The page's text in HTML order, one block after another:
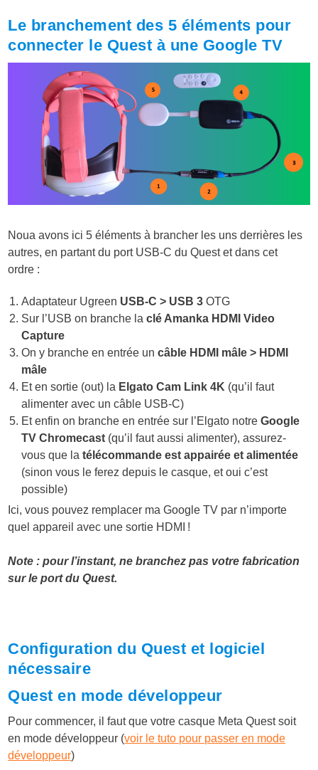
Le branchement des 5 éléments pour
connecter le Quest à une Google TV
Noua avons ici 5 éléments à brancher les uns derrières les
autres, en partant du port USB-C du Quest et dans cet
ordre :
Adaptateur Ugreen USB-C > USB 3 OTG
Sur l’USB on branche laclé Amanka HDMI Video
Capture
On y branche en entrée uncâble HDMI mâle > HDMI
mâle
Et en sortie (out) la Elgato Cam Link 4K (qu’il faut
alimenter avec un câble USB-C)
Et enfin on branche en entrée sur l’Elgato notre Google
TV Chromecast (qu’il faut aussi alimenter), assurez-
vous que latélécommande est appairée et alimentée
(sinon vous le ferez depuis le casque, et oui c’est
possible)
Ici, vous pouvez remplacer ma Google TV par n’importe
quel appareil avec une sortie HDMI !
Note : pour l’instant, ne branchez pas votre fabrication
sur le port du Quest.
Configuration du Quest et logiciel
nécessaire
Quest en mode développeur
Pour commencer, il faut que votre casque Meta Quest soit
en mode développeur (voir le tuto pour passer en mode
développeur)